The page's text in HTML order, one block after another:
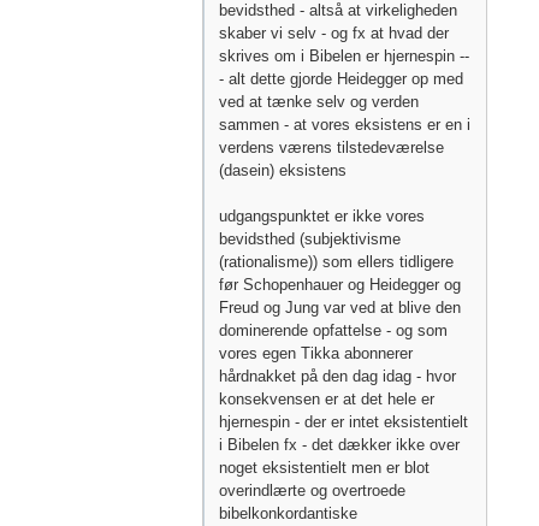
bevidsthed - altså at virkeligheden
skaber vi selv - og fx at hvad der
skrives om i Bibelen er hjernespin --
- alt dette gjorde Heidegger op med
ved at tænke selv og verden
sammen - at vores eksistens er en i
verdens værens tilstedeværelse
(dasein) eksistens
udgangspunktet er ikke vores
bevidsthed (subjektivisme
(rationalisme)) som ellers tidligere
før Schopenhauer og Heidegger og
Freud og Jung var ved at blive den
dominerende opfattelse - og som
vores egen Tikka abonnerer
hårdnakket på den dag idag - hvor
konsekvensen er at det hele er
hjernespin - der er intet eksistentielt
i Bibelen fx - det dækker ikke over
noget eksistentielt men er blot
overindlærte og overtroede
bibelkonkordantiske